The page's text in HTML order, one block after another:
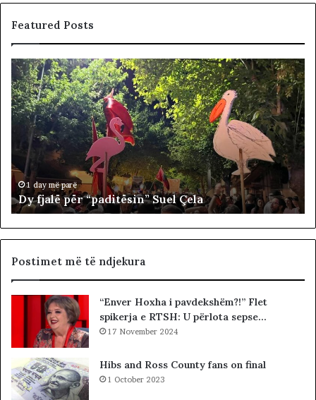
Featured Posts
D
y
f
j
p
ë
r
“
p
a
d
n
S
1 day më parë
Dy fjalë për “paditësin” Suel Çela
ë
s
Postimet më të ndjekura
“Enver Hoxha i pavdekshëm?!” Flet
spikerja e RTSH: U përlota sepse…
17 November 2024
Hibs and Ross County fans on final
1 October 2023